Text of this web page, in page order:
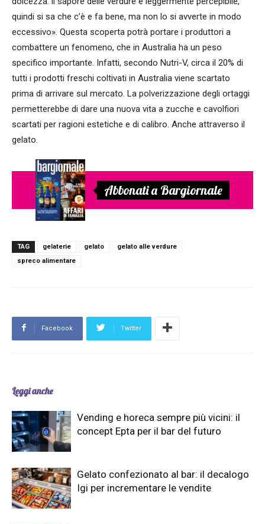
quindi si sa che c’è e fa bene, ma non lo si avverte in modo
eccessivo». Questa scoperta potrà portare i produttori a
combattere un fenomeno, che in Australia ha un peso
specifico importante. Infatti, secondo Nutri-V, circa il 20% di
tutti i prodotti freschi coltivati in Australia viene scartato
prima di arrivare sul mercato. La polverizzazione degli ortaggi
permetterebbe di dare una nuova vita a zucche e cavolfiori
scartati per ragioni estetiche e di calibro. Anche attraverso il
gelato.
Abbonati a Bargiornale
TAG gelaterie gelato
gelato alle verdure
spreco alimentare
Facebook Twitter
Leggi anche
Vending e horeca sempre più vicini: il
concept Epta per il bar del futuro
Gelato confezionato al bar: il decalogo
Igi per incrementare le vendite